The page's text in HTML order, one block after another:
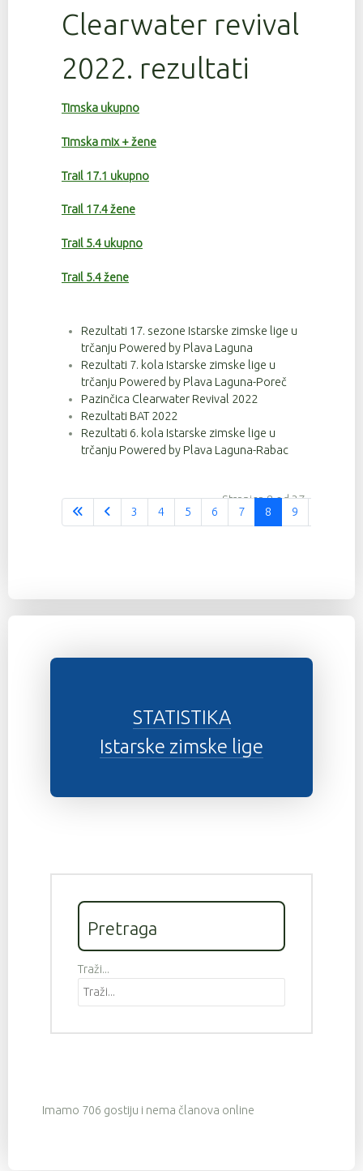
Clearwater revival
2022. rezultati
Timska ukupno
Timska mix + žene
Trail 17.1 ukupno
Trail 17.4 žene
Trail 5.4 ukupno
Trail 5.4 žene
Rezultati 17. sezone Istarske zimske lige u
trčanju Powered by Plava Laguna
Rezultati 7. kola Istarske zimske lige u
trčanju Powered by Plava Laguna-Poreč
Pazinčica Clearwater Revival 2022
Rezultati BAT 2022
Rezultati 6. kola Istarske zimske lige u
trčanju Powered by Plava Laguna-Rabac
Stranica 8 od 37
3
4 5 6 7 8 9
STATISTIKA
Istarske zimske lige
Pretraga
Traži...
Imamo 706 gostiju i nema članova online